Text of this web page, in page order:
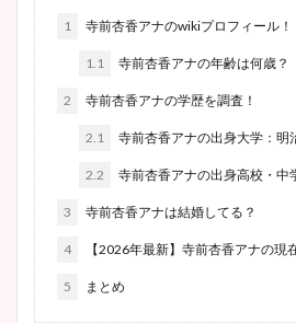
1 寺前杏香アナのwikiプロフィール！
1.1 寺前杏香アナの年齢は何歳？
2 寺前杏香アナの学歴を調査！
2.1 寺前杏香アナの出身大学：明
2.2 寺前杏香アナの出身高校・中
3 寺前杏香アナは結婚してる？
4 【2026年最新】寺前杏香アナの現
5 まとめ